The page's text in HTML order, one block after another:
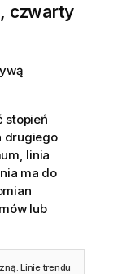
czwarty
stopień
drugiego
linia
ma do
lub
Linie trendu